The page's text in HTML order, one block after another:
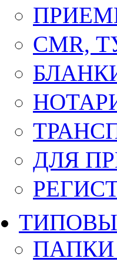
CMR,
ДЛЯ